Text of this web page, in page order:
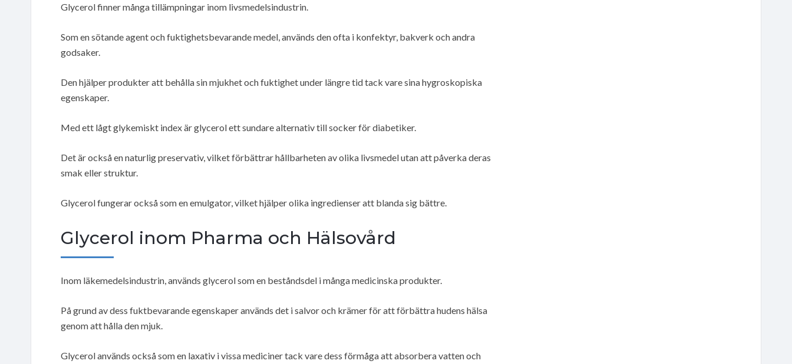
Glycerol finner många tillämpningar inom livsmedelsindustrin.
Som en sötande agent och fuktighetsbevarande medel, används den ofta i konfektyr, bakverk och andra
godsaker.
Den hjälper produkter att behålla sin mjukhet och fuktighet under längre tid tack vare sina hygroskopiska
egenskaper.
Med ett lågt glykemiskt index är glycerol ett sundare alternativ till socker för diabetiker.
Det är också en naturlig preservativ, vilket förbättrar hållbarheten av olika livsmedel utan att påverka deras
smak eller struktur.
Glycerol fungerar också som en emulgator, vilket hjälper olika ingredienser att blanda sig bättre.
Glycerol inom Pharma och Hälsovård
Inom läkemedelsindustrin, används glycerol som en beståndsdel i många medicinska produkter.
På grund av dess fuktbevarande egenskaper används det i salvor och krämer för att förbättra hudens hälsa
genom att hålla den mjuk.
Glycerol används också som en laxativ i vissa mediciner tack vare dess förmåga att absorbera vatten och